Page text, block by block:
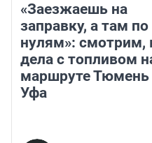
«Заезжаешь на
заправку, а там по
нулям»: смотрим,
дела с топливом
маршруте
Уфа